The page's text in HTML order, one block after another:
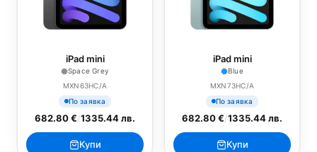
iPad mini
Space Grey
MXN63HC/A
По заявка
682.80 €/1335.44 лв.
Купи
iPad mini
Blue
MXN73HC/A
По заявка
682.80 €/1335.44 лв.
Купи